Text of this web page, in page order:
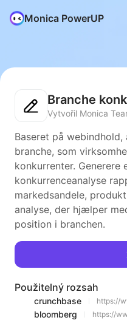
Monica PowerUP
Branche
Vytvořil Monica
Baseret på
branche, som
konkurrenter. Generere
konkurrenceanalyse
markedsandele,
analyse, der hjælper
position i branchen.
Použitelný rozsah
crunchbase https://
bloomberg https://